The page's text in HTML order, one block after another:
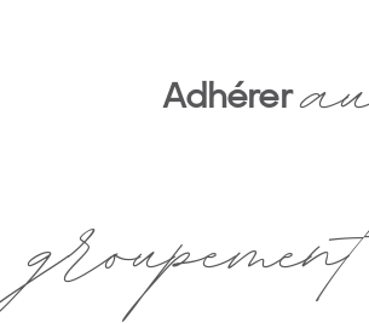
Adhérer